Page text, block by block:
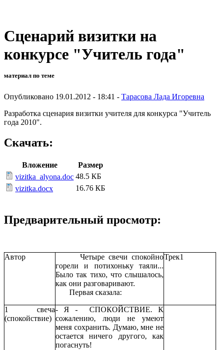
Сценарий визитки на
конкурсе "Учитель года"
материал по теме
Опубликовано 19.01.2012 - 18:41 - Тарасова Лада Игоревна
Разработка сценария визитки учителя для конкурса "Учитель
года 2010".
Скачать:
Вложение
Размер
vizitka_alyona.doc 48.5 КБ
vizitka.docx
16.76 КБ
Предварительный просмотр:
Автор
Четыре свечи спокойно
горели и потихоньку таяли...
Было так тихо, что слышалось,
как они разговаривают.
Первая сказала:
Трек1
1 свеча
(спокойствие)
- Я - СПОКОЙСТВИЕ. К
сожалению, люди не умеют
меня сохранить. Думаю, мне не
остается ничего другого, как
погаснуть!